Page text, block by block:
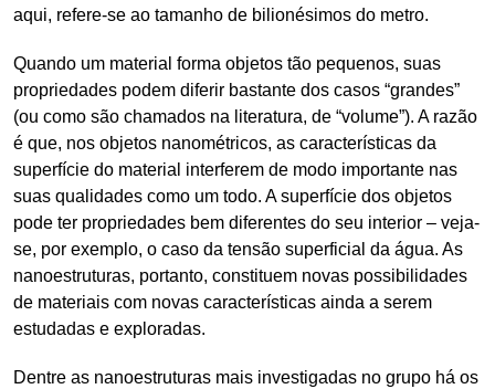
aqui, refere-se ao tamanho de bilionésimos do metro.
Quando um material forma objetos tão pequenos, suas
propriedades podem diferir bastante dos casos “grandes”
(ou como são chamados na literatura, de “volume”). A razão
é que, nos objetos nanométricos, as características da
superfície do material interferem de modo importante nas
suas qualidades como um todo. A superfície dos objetos
pode ter propriedades bem diferentes do seu interior – veja-
se, por exemplo, o caso da tensão superficial da água. As
nanoestruturas, portanto, constituem novas possibilidades
de materiais com novas características ainda a serem
estudadas e exploradas.
Dentre as nanoestruturas mais investigadas no grupo há os